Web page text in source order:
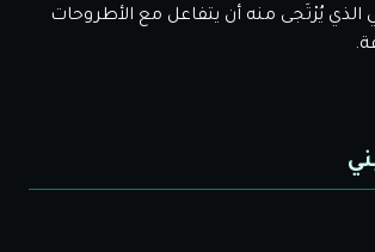
الذي يُرْتَجى منه أن يتفاعل مع الأطروحات